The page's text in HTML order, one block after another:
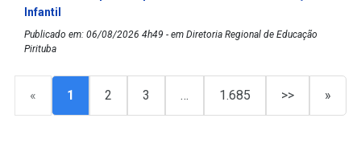
Infantil
Publicado em: 06/08/2026 4h49 - em Diretoria Regional de Educação
Pirituba
« 1 2 3 … 1.685 >> »